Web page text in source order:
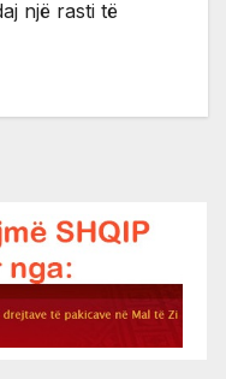
një rasti të